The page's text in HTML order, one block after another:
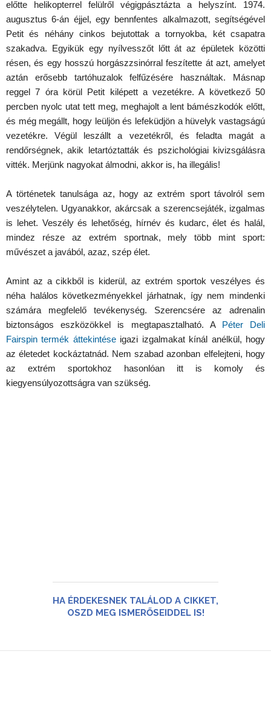
előtte helikopterrel felülről végigpásztázta a helyszínt. 1974.
augusztus 6-án éjjel, egy bennfentes alkalmazott, segítségével
Petit és néhány cinkos bejutottak a tornyokba, két csapatra
szakadva. Egyikük egy nyílvesszőt lőtt át az épületek közötti
résen, és egy hosszú horgászzsinórral feszítette át azt, amelyet
aztán erősebb tartóhuzalok felfűzésére használtak. Másnap
reggel 7 óra körül Petit kilépett a vezetékre. A következő 50
percben nyolc utat tett meg, meghajolt a lent bámészkodók előtt,
és még megállt, hogy leüljön és lefeküdjön a hüvelyk vastagságú
vezetékre. Végül leszállt a vezetékről, és feladta magát a
rendőrségnek, akik letartóztatták és pszichológiai kivizsgálásra
vitték. Merjünk nagyokat álmodni, akkor is, ha illegális!
A történetek tanulsága az, hogy az extrém sport távolról sem
veszélytelen. Ugyanakkor, akárcsak a szerencsejáték, izgalmas
is lehet. Veszély és lehetőség, hírnév és kudarc, élet és halál,
mindez része az extrém sportnak, mely több mint sport:
művészet a javából, azaz, szép élet.
Amint az a cikkből is kiderül, az extrém sportok veszélyes és
néha halálos következményekkel járhatnak, így nem mindenki
számára megfelelő tevékenység. Szerencsére az adrenalin
biztonságos eszközökkel is megtapasztalható. A Péter Deli
Fairspin termék áttekintéseigazi izgalmakat kínál anélkül, hogy
az életedet kockáztatnád. Nem szabad azonban elfelejteni, hogy
az extrém sportokhoz hasonlóan itt is komoly és
kiegyensúlyozottságra van szükség.
HA ÉRDEKESNEK TALÁLOD A CIKKET,
OSZD MEG ISMERŐSEIDDEL IS!